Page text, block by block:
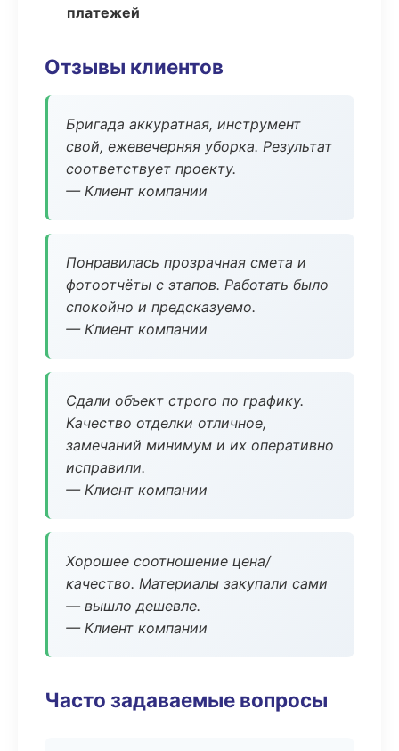
платежей
Отзывы клиентов
Бригада аккуратная, инструмент
свой, ежевечерняя уборка. Результат
соответствует проекту.
— Клиент компании
Понравилась прозрачная смета и
фотоотчёты с этапов. Работать было
спокойно и предсказуемо.
— Клиент компании
Сдали объект строго по графику.
Качество отделки отличное,
замечаний минимум и их оперативно
исправили.
— Клиент компании
Хорошее соотношение цена/
качество. Материалы закупали сами
— вышло дешевле.
— Клиент компании
Часто задаваемые вопросы